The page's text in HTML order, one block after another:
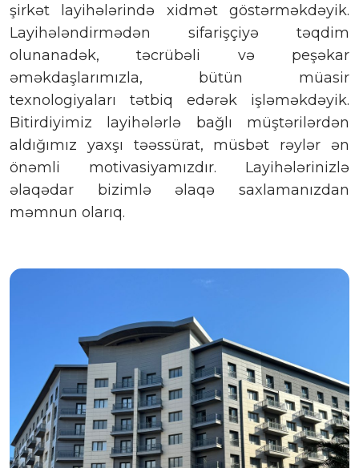
şirkət layihələrində xidmət göstərməkdəyik.
Layihələndirmədən sifarişçiyə təqdim
olunanadək, təcrübəli və peşəkar
əməkdaşlarımızla, bütün müasir
texnologiyaları tətbiq edərək işləməkdəyik.
Bitirdiyimiz layihələrlə bağlı müştərilərdən
aldığımız yaxşı təəssürat, müsbət rəylər ən
önəmli motivasiyamızdır. Layihələrinizlə
əlaqədar bizimlə əlaqə saxlamanızdan
məmnun olarıq.